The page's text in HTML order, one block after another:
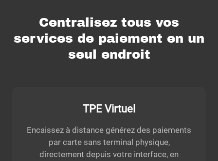
Centralisez tous vos
services de paiement en un
seul endroit
TPE Virtuel
Encaissez à distance générez des paiements
par carte sans terminal physique,
directement depuis votre interface, en